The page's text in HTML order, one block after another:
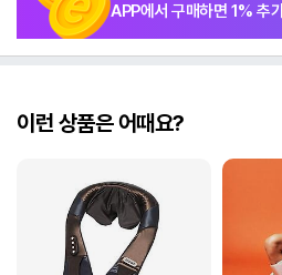
APP에서 구매하면 1% 추
이런 상품은 어때요?